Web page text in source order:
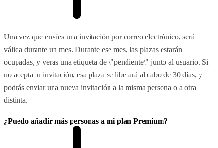
Una vez que envíes una invitación por correo electrónico, será
válida durante un mes. Durante ese mes, las plazas estarán
ocupadas, y verás una etiqueta de \"pendiente\" junto al usuario. Si
no acepta tu invitación, esa plaza se liberará al cabo de 30 días, y
podrás enviar una nueva invitación a la misma persona o a otra
distinta.
¿Puedo añadir más personas a mi plan Premium?